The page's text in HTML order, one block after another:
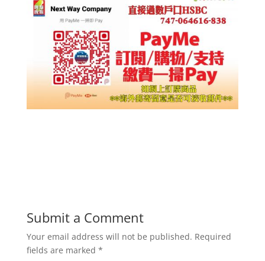
Submit a Comment
Your email address will not be published. Required
fields are marked *